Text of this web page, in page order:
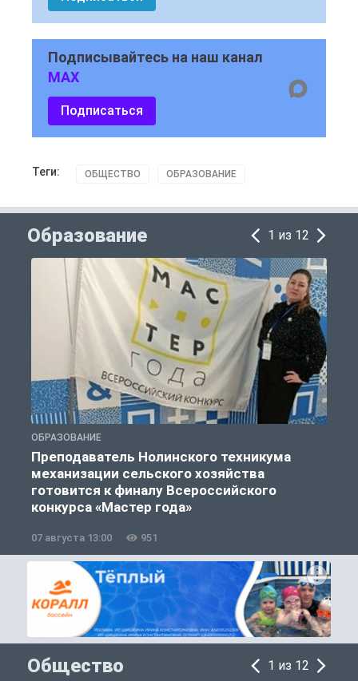
Подписывайтесь на наш канал
MAX
Подписаться
Теги: ОБЩЕСТВО ОБРАЗОВАНИЕ
Образование 1 из 12
ОБРАЗОВАНИЕ
Преподаватель Нолинского техникума
механизации сельского хозяйства
готовится к финалу Всероссийского
конкурса «Мастер года»
07 августа 13:00 951
Общество 1 из 12